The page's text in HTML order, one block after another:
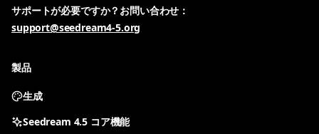
サポートが必要ですか？お問い合わせ：
support@seedream4-5.org
製品
生成
Seedream 4.5 コア機能